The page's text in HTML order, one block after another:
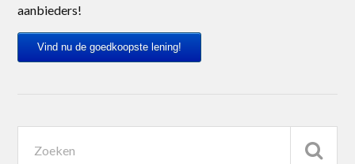
aanbieders!
Vind nu de goedkoopste lening!